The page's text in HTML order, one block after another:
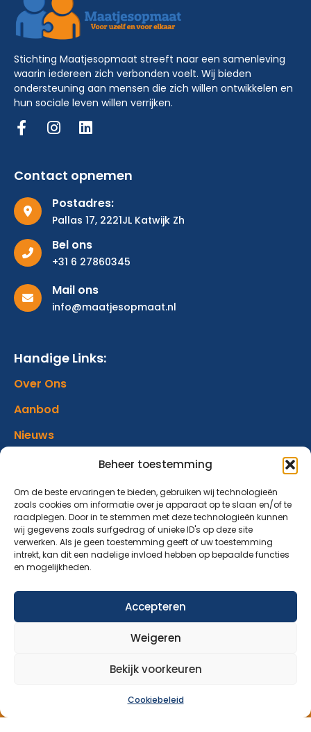
Beheer toestemming
Om de beste ervaringen te bieden, gebruiken wij technologieën
zoals cookies om informatie over je apparaat op te slaan en/of te
raadplegen. Door in te stemmen met deze technologieën kunnen
wij gegevens zoals surfgedrag of unieke ID's op deze site
verwerken. Als je geen toestemming geeft of uw toestemming
intrekt, kan dit een nadelige invloed hebben op bepaalde functies
en mogelijkheden.
Accepteren
Weigeren
Bekijk voorkeuren
Cookiebeleid
Stichting Maatjesopmaat streeft naar een samenleving
waarin iedereen zich verbonden voelt. Wij bieden
ondersteuning aan mensen die zich willen ontwikkelen en
hun sociale leven willen verrijken.
Contact opnemen
Postadres:
Pallas 17, 2221JL Katwijk Zh
Bel ons
+31 6 27860345
Mail ons
info@maatjesopmaat.nl
Handige Links:
Over Ons
Aanbod
Nieuws
Donatie
Contact
Abonneer op onze nieuwsbrief
Aanmelden nieuwsbrief